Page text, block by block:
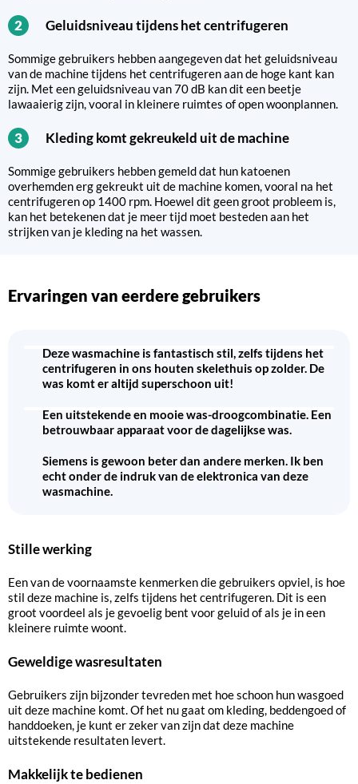
2 Geluidsniveau tijdens het centrifugeren
Sommige gebruikers hebben aangegeven dat het geluidsniveau
van de machine tijdens het centrifugeren aan de hoge kant kan
zijn. Met een geluidsniveau van 70 dB kan dit een beetje
lawaaierig zijn, vooral in kleinere ruimtes of open woonplannen.
3 Kleding komt gekreukeld uit de machine
Sommige gebruikers hebben gemeld dat hun katoenen
overhemden erg gekreukt uit de machine komen, vooral na het
centrifugeren op 1400 rpm. Hoewel dit geen groot probleem is,
kan het betekenen dat je meer tijd moet besteden aan het
strijken van je kleding na het wassen.
Ervaringen van eerdere gebruikers
Deze wasmachine is fantastisch stil, zelfs tijdens het
centrifugeren in ons houten skelethuis op zolder. De
was komt er altijd superschoon uit!
Een uitstekende en mooie was-droogcombinatie. Een
betrouwbaar apparaat voor de dagelijkse was.
Siemens is gewoon beter dan andere merken. Ik ben
echt onder de indruk van de elektronica van deze
wasmachine.
Stille werking
Een van de voornaamste kenmerken die gebruikers opviel, is hoe
stil deze machine is, zelfs tijdens het centrifugeren. Dit is een
groot voordeel als je gevoelig bent voor geluid of als je in een
kleinere ruimte woont.
Geweldige wasresultaten
Gebruikers zijn bijzonder tevreden met hoe schoon hun wasgoed
uit deze machine komt. Of het nu gaat om kleding, beddengoed of
handdoeken, je kunt er zeker van zijn dat deze machine
uitstekende resultaten levert.
Makkelijk te bedienen